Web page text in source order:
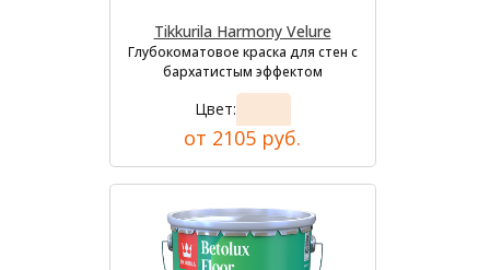
Tikkurila Harmony Velure
Глубокоматовое краска для стен с
бархатистым эффектом
Цвет:
от 2105 руб.